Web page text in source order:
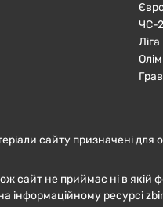
ЧC-
сайту призначені для
сайт не приймає ні в якій
інформаційному ресурсі